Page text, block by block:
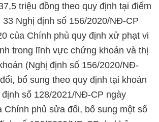
triệu đồng theo quy định tại điểm
Nghị định số 156/2020/NĐ-CP
của Chính phủ quy định xử phạt vi
trong lĩnh vực chứng khoán và thị
(Nghị định số 156/2020/NĐ-
bổ sung theo quy định tại khoản
số 128/2021/NĐ-CP ngày
Chính phủ sửa đổi, bổ sung một số